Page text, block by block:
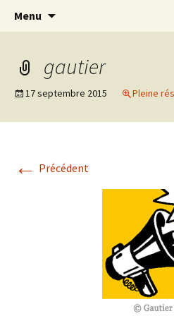
Collectif des
bande dessinée
sexisme
Menu
gautier
17 septembre 2015 Pleine
← Précédent